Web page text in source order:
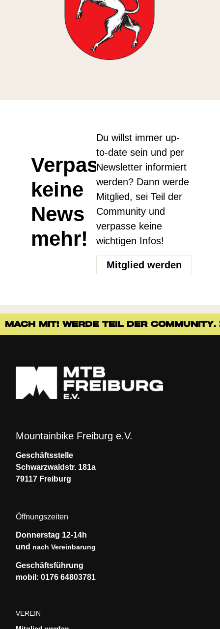
Verpasse
keine
News
mehr!
Du willst immer up-
to-date sein und per
Newsletter informiert
werden? Dann werde
Mitglied, sei Teil der
Community und
verpasse keine
wichtigen Infos!
Mitglied werden
MACH MIT! WERDE TEIL DER COMMUNITY.
Mountainbike Freiburg e.V.
Geschäftsstelle
Schwarzwaldstr. 181a
79117 Freiburg
Öffnungszeiten
Donnerstag 12-14h
und nach Vereinbarung
Geschäftsführung
mobil: 0176 64803781
VEREIN